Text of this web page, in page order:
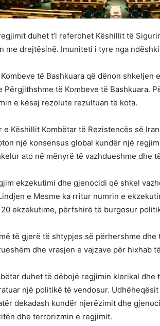
duhet t’i referohet Këshillit të
me drejtësinë. Imuniteti i tyre nga
të Bashkuara që dënon
Përgjithshme të Kombeve të Bashkuara.
e kësaj rezolute rezultuan të kota.
Këshillit Kombëtar të Rezistencës së
një konsensus global kundër një
ato në mënyrë të vazhdueshme dhe
ekzekutimi dhe gjenocidi që shkel
e Mesme ka rritur numrin e
ekzekutime, përfshirë të burgosur
të gjerë të shtypjes së përhershme
dhe vrasjen e vajzave për hixhab
duhet të dëbojë regjimin klerikal
një politikë të vendosur.
dekadash kundër njerëzimit dhe
dhe terrorizmin e regjimit.